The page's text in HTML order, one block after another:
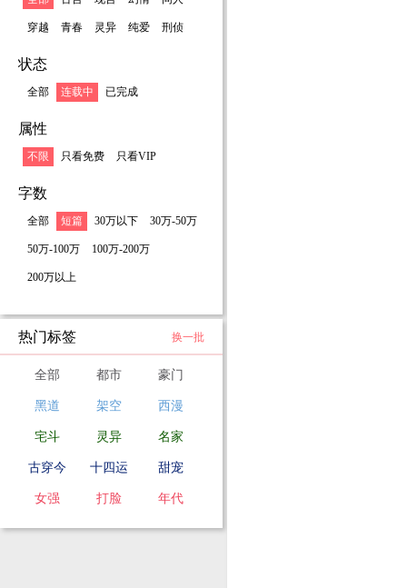
穿越 青春 灵异 纯爱 刑侦
状态
全部 连载中 已完成
属性
不限 只看免费 只看VIP
字数
全部 短篇 30万以下 30万-50万
50万-100万 100万-200万
200万以上
热门标签 换一批
全部 都市 豪门
黑道 架空 西漫
宅斗 灵异 名家
古穿今 十四运 甜宠
女强 打脸 年代